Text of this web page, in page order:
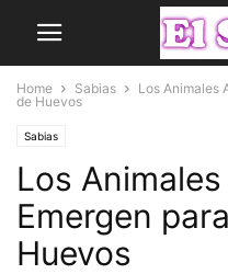
Home Sabias
Los Animales
de Huevos
Sabias
Los
Emergen
Huevos